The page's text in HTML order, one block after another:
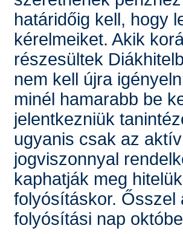
határidőig kell, hogy
kérelmeiket. Akik
részesültek
nem kell újra
minél hamarabb be
jelentkezniük
ugyanis csak az
jogviszonnyal
kaphatják meg
folyósításkor. Ősszel
folyósítási nap